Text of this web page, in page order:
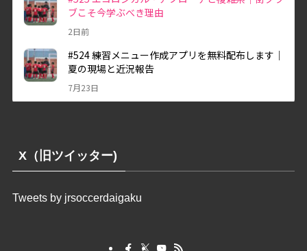
X（旧ツイッター)
Tweets by jrsoccerdaigaku